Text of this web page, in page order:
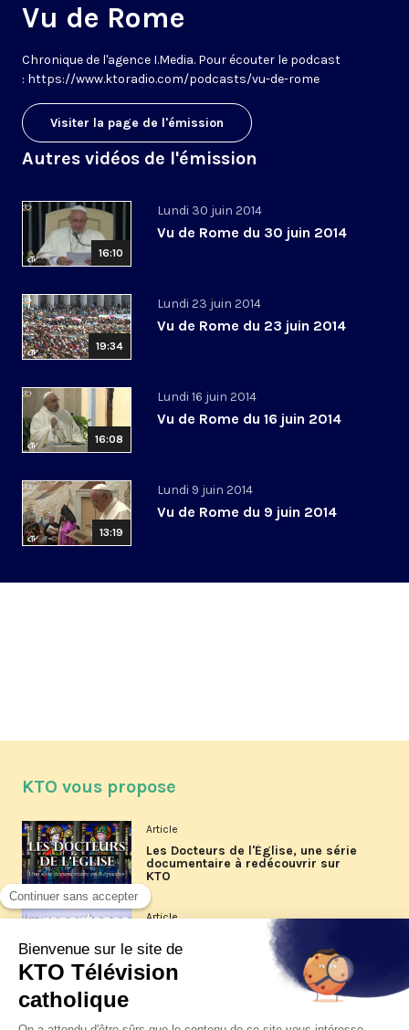
Vu de Rome
Chronique de l'agence I.Media. Pour écouter le podcast
: https://www.ktoradio.com/podcasts/vu-de-rome
Visiter la page de l'émission
Autres vidéos de l'émission
16:10
Lundi 30 juin 2014
Vu de Rome du 30 juin 2014
19:34
Lundi 23 juin 2014
Vu de Rome du 23 juin 2014
16:08
Lundi 16 juin 2014
Vu de Rome du 16 juin 2014
13:19
Lundi 9 juin 2014
Vu de Rome du 9 juin 2014
KTO vous propose
Article
Les Docteurs de l'Église, une série
documentaire à redécouvrir sur
KTO
Article
Les reportages d'été 2026 de KTO
La visite pastorale du pape Léon